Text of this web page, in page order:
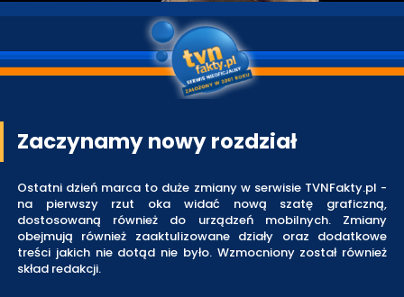
Zaczynamy nowy rozdział
Ostatni dzień marca to duże zmiany w serwisie TVNFakty.pl -
na pierwszy rzut oka widać nową szatę graficzną,
dostosowaną również do urządzeń mobilnych. Zmiany
obejmują również zaaktulizowane działy oraz dodatkowe
treści jakich nie dotąd nie było. Wzmocniony został również
skład redakcji.